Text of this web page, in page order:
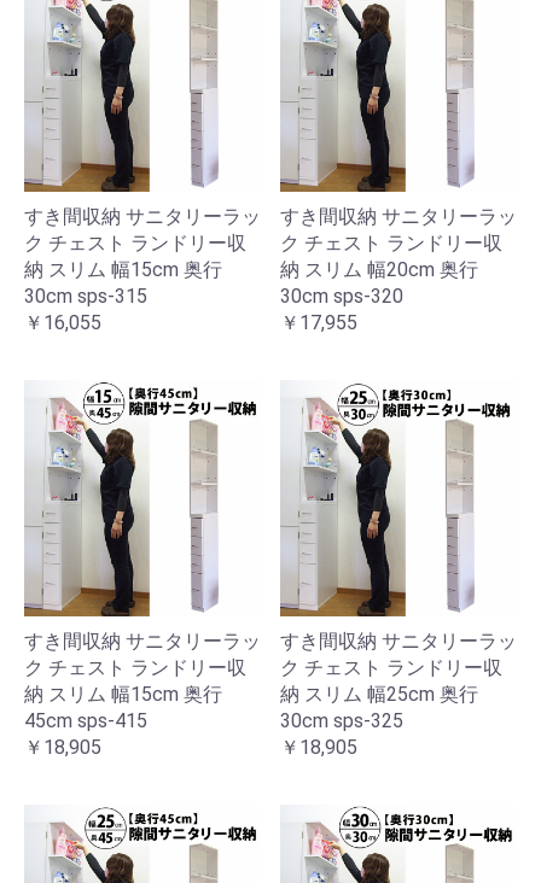
すき間収納 サニタリーラッ
ク チェスト ランドリー収
納 スリム 幅15cm 奥行
30cm sps-315
￥16,055
すき間収納 サニタリーラッ
ク チェスト ランドリー収
納 スリム 幅20cm 奥行
30cm sps-320
￥17,955
すき間収納 サニタリーラッ
ク チェスト ランドリー収
納 スリム 幅15cm 奥行
45cm sps-415
￥18,905
すき間収納 サニタリーラッ
ク チェスト ランドリー収
納 スリム 幅25cm 奥行
30cm sps-325
￥18,905